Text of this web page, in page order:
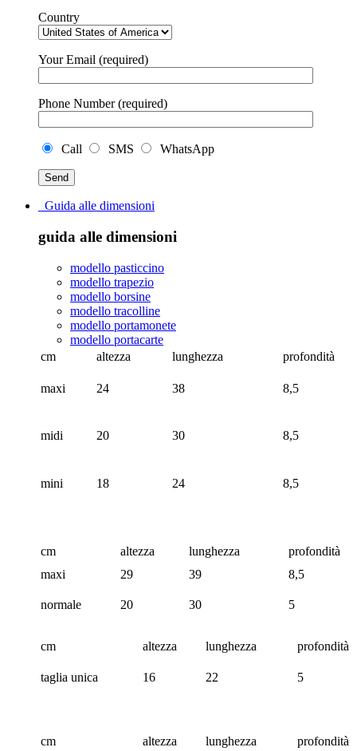
Country
Your Email (required)
Phone Number (required)
Call SMS WhatsApp
Guida alle dimensioni
guida alle dimensioni
modello pasticcino
modello trapezio
modello borsine
modello tracolline
modello portamonete
modello portacarte
cm
altezza lunghezza profondità
maxi 24 38 8,5
midi 20 30 8,5
mini 18 24 8,5
cm altezza lunghezza
profondità
maxi
29 39 8,5
normale 20 30 5
cm altezza lunghezza profondità
taglia unica 16 22 5
cm altezza lunghezza profondità